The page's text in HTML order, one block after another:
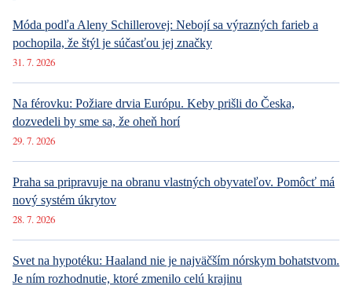
Móda podľa Aleny Schillerovej: Nebojí sa výrazných farieb a
pochopila, že štýl je súčasťou jej značky
31. 7. 2026
Na férovku: Požiare drvia Európu. Keby prišli do Česka,
dozvedeli by sme sa, že oheň horí
29. 7. 2026
Praha sa pripravuje na obranu vlastných obyvateľov. Pomôcť má
nový systém úkrytov
28. 7. 2026
Svet na hypotéku: Haaland nie je najväčším nórskym bohatstvom.
Je ním rozhodnutie, ktoré zmenilo celú krajinu